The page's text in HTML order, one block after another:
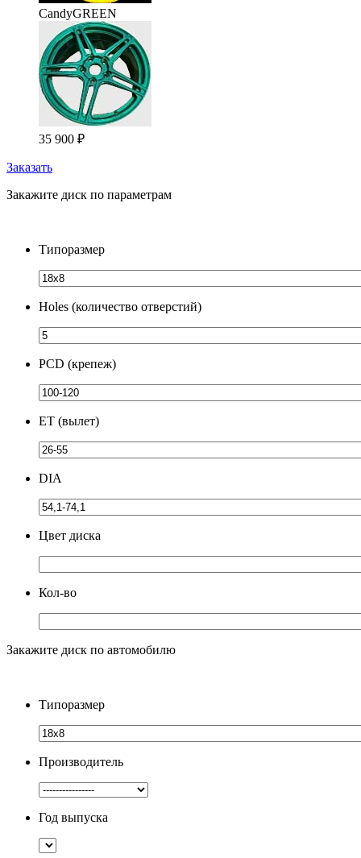
CandyGREEN
35 900 ₽
Заказать
Закажите диск по параметрам
Типоразмер
Holes (количество отверстий)
PCD (крепеж)
ЕТ (вылет)
DIA
Цвет диска
Кол-во
Закажите диск по автомобилю
Типоразмер
Производитель
Год выпуска